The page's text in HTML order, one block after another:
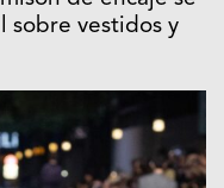
sobre vestidos y